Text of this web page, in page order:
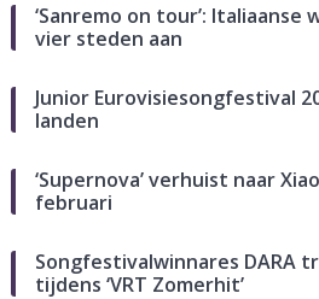
‘Sanremo on tour’:
vier steden aan
Junior Eurovisiesongfestival
landen
‘Supernova’ verhuist naar
februari
Songfestivalwinnares DARA
tijdens ‘VRT Zomerhit’